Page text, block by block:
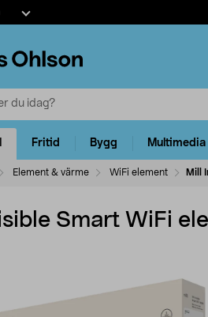
Fritid Bygg Multimedia
Element & värme WiFi element Mill
Smart WiFi